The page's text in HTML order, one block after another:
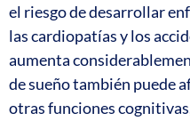
el riesgo de desarrollar
las cardiopatías y los
aumenta
de sueño también puede
otras funciones